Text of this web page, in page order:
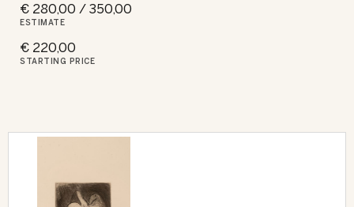
€ 280,00 / 350,00
ESTIMATE
€ 220,00
STARTING PRICE